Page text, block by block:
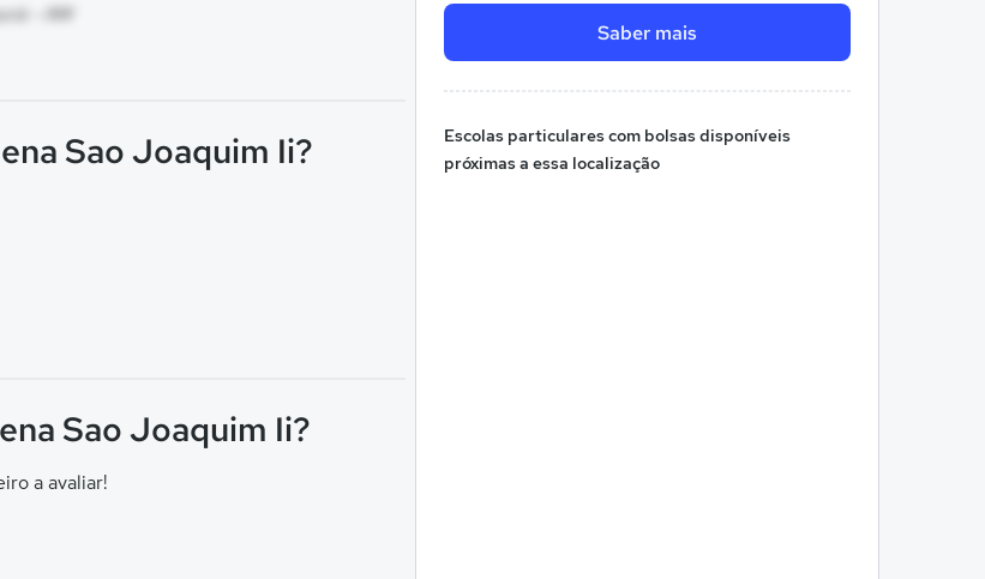
- AM
Saber mais
Escolas particulares com bolsas disponíveis
próximas a essa localização
Sao Joaquim Ii?
Sao Joaquim Ii?
a avaliar!